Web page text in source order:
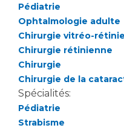
Cancer
Médecine
Radiologie / Imagerie
Cancérologie
Les pôles d'activité
Anatomie et Cytologie
Adresser un examen
Centres de référence
Plateforme d'Expertise
Pédiatrie
Ophtalmologie adulte
Chirurgie vitréo-
Chirurgie rétinienne
Chirurgie
Chirurgie de la
Spécialités:
Pédiatrie
Strabisme